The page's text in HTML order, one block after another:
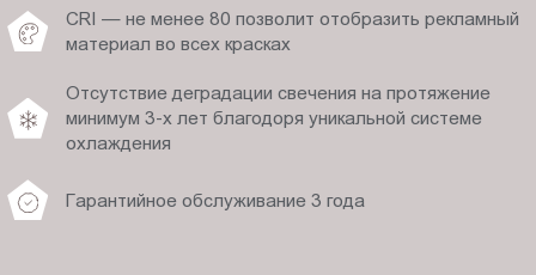
CRI — не менее 80 позволит отобразить рекламный
материал во всех красках
Отсутствие деградации свечения на протяжение
минимум 3-х лет благодоря уникальной системе
охлаждения
Гарантийное обслуживание 3 года